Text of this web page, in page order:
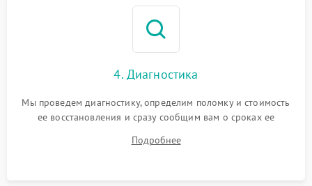
4. Диагностика
Мы проведем диагностику, определим поломку и стоимость
ее восстановления и сразу сообщим вам о сроках ее
Подробнее